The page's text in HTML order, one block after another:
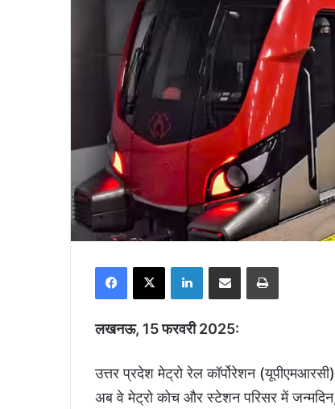
Facebook
X LinkedInShare via Email Print
लखनऊ, 15 फरवरी 2025:
उत्तर प्रदेश मेट्रो रेल कॉर्पोरेशन
अब वे मेट्रो कोच और स्टेशन परिसर में